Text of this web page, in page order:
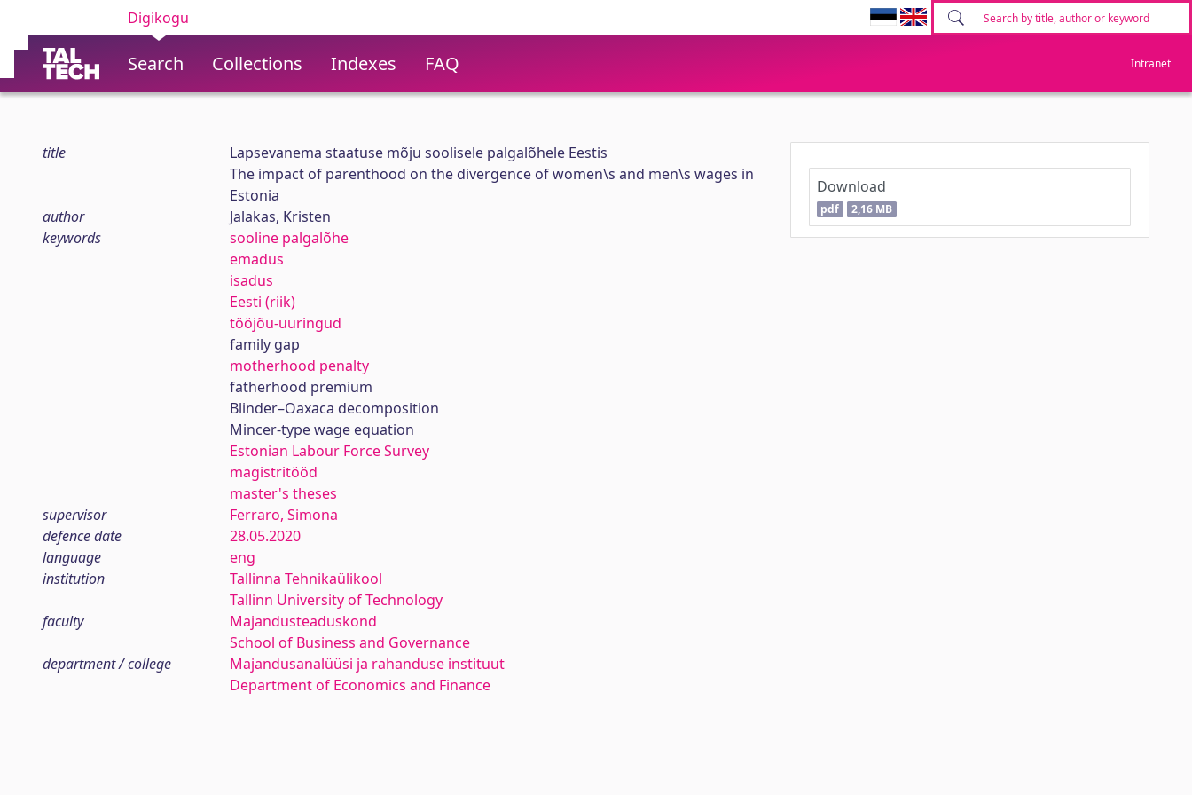
Digikogu
Search Collections Indexes FAQ Intranet
title
Lapsevanema staatuse mõju soolisele palgalõhele Eestis
The impact of parenthood on the divergence of women\s and men\s wages in
Estonia
author
Jalakas, Kristen
keywords
sooline palgalõhe
emadus
isadus
Eesti (riik)
tööjõu-uuringud
family gap
motherhood penalty
fatherhood premium
Blinder–Oaxaca decomposition
Mincer-type wage equation
Estonian Labour Force Survey
magistritööd
master's theses
supervisor
Ferraro, Simona
defence date
28.05.2020
language
eng
institution
Tallinna Tehnikaülikool
Tallinn University of Technology
faculty
Majandusteaduskond
School of Business and Governance
department / college
Majandusanalüüsi ja rahanduse instituut
Department of Economics and Finance
Download
pdf 2,16 MB